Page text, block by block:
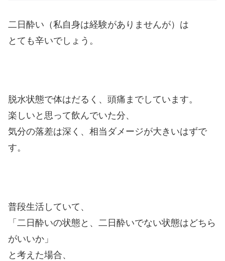
二日酔い（私自身は経験がありませんが）は
とても辛いでしょう。
脱水状態で体はだるく、頭痛までしています。
楽しいと思って飲んでいた分、
気分の落差は深く、相当ダメージが大きいはずで
す。
普段生活していて、
「二日酔いの状態と、二日酔いでない状態はどちら
がいいか」
と考えた場合、